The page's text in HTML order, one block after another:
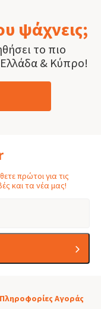
ψάχνεις;
το πιο
& Κύπρο!
πρώτοι για τις
και τα νέα μας!
Πληροφορίες Αγοράς